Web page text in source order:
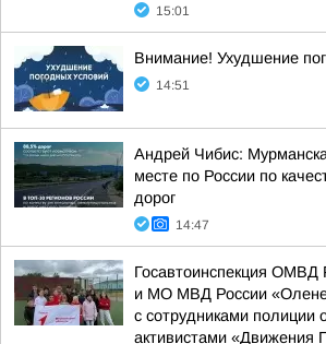
15:01
Внимание! Ухудшение
14:51
Андрей Чибис:
месте по России по
дорог
14:47
Госавтоинспекция ОМВД
и МО МВД России
с сотрудниками полиции
активистами «Движения